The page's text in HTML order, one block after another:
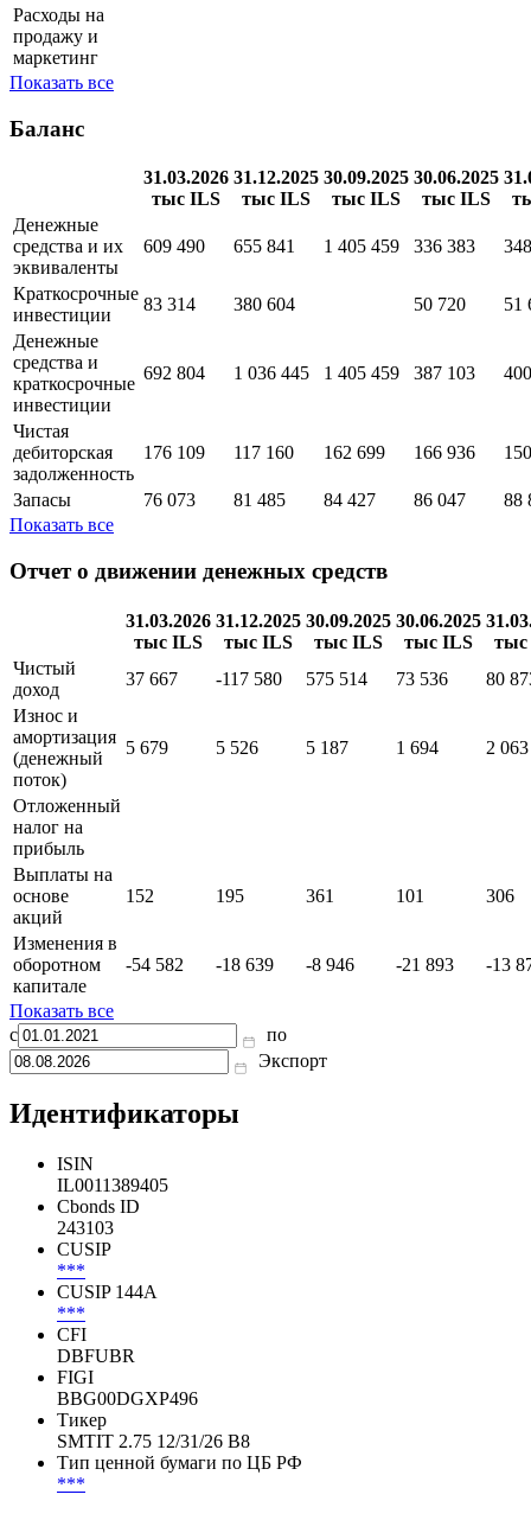
Расходы на
продажу и
маркетинг
Показать все
Баланс
31.03.2026
тыс ILS
31.12.2025
тыс ILS
30.09.2025
тыс ILS
30.06.2025
тыс ILS
Денежные
средства и их
эквиваленты
609 490 655 841 1 405 459 336 383
Краткосрочные
инвестиции
83 314 380 604 50 720
51
Денежные
средства и
краткосрочные
инвестиции
692 804 1 036 445 1 405 459 387 103
Чистая
дебиторская
задолженность
176 109 117 160 162 699 166 936
Запасы 76 073 81 485 84 427 86 047
88
Показать все
Отчет о движении денежных средств
31.03.2026
тыс ILS
31.12.2025
тыс ILS
30.09.2025
тыс ILS
30.06.2025
тыс ILS
Чистый
доход
37 667 -117 580 575 514 73 536
80
Износ и
амортизация
(денежный
поток)
5 679 5 526 5 187 1 694 2 063
Отложенный
налог на
прибыль
Выплаты на
основе
акций
152 195 361 101 306
Изменения в
оборотном
капитале
-54 582 -18 639 -8 946 -21 893 -13
Показать все
с
по
Экспорт
Идентификаторы
ISIN
IL0011389405
Cbonds ID
243103
CUSIP
***
CUSIP 144A
***
CFI
DBFUBR
FIGI
BBG00DGXP496
Тикер
SMTIT 2.75 12/31/26 B8
Тип ценной бумаги по ЦБ РФ
***